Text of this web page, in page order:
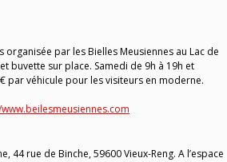
par les Bielles Meusiennes au Lac de
buvette sur place. Samedi de 9h à 19h et
par véhicule pour les visiteurs en moderne.
44 rue de Binche, 59600 Vieux-Reng. A l’espace